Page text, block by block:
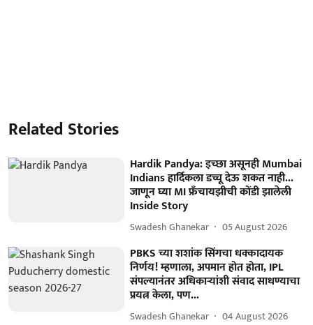
Related Stories
Hardik Pandya: इच्छा असूनही Mumbai
Indians हार्दिकला डच्चू देऊ शकत नाही...
जाणून घ्या MI फ्रँचायझीची कोंडी झालेली
Inside Story
Swadesh Ghanekar 05 August 2026
PBKS च्या शशांक सिंगचा धक्कादायक
निर्णय! म्हणाला, अपमान होत होता, IPL
संपल्यानंतर अधिकाऱ्यांशी संवाद साधण्याचा
प्रयत्न केला, पण...
Swadesh Ghanekar 04 August 2026